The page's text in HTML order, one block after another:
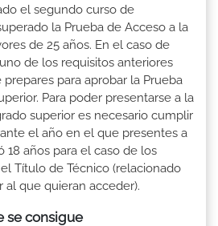
el segundo curso de
la Prueba de Acceso a la
de 25 años. En el caso de
de los requisitos anteriores
para aprobar la Prueba
Para poder presentarse a la
superior es necesario cumplir
el año en el que presentes a
18 años para el caso de los
Título de Técnico (relacionado
al que quieran acceder).
se consigue